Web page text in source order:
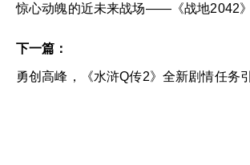
惊心动魄的近未来战场——《战地2042》
下一篇：
勇创高峰，《水浒Q传2》全新剧情任务